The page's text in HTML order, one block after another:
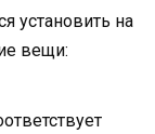
установить на
вещи: